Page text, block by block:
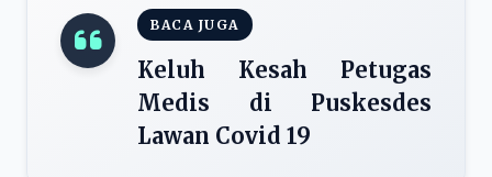
BACA JUGA
Keluh Kesah Petugas
Medis di Puskesdes
Lawan Covid 19